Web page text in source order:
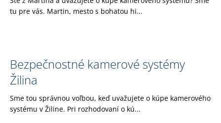
tu pre vás. Martin, mesto s bohatou hi...
Bezpečnostné kamerové systémy
Žilina
Sme tou správnou voľbou, keď uvažujete o kúpe kamerového
systému v Žiline. Pri rozhodovaní o kú...